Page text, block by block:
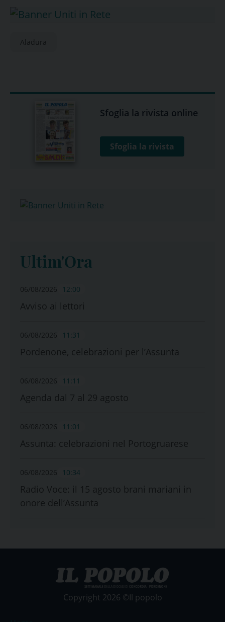
Aladura
Sfoglia la rivista online
Sfoglia la rivista
Ultim'Ora
06/08/2026 12:00
Avviso ai lettori
06/08/2026 11:31
Pordenone, celebrazioni per l’Assunta
06/08/2026 11:11
Agenda dal 7 al 29 agosto
06/08/2026 11:01
Assunta: celebrazioni nel Portogruarese
06/08/2026 10:34
Radio Voce: il 15 agosto brani mariani in
onore dell’Assunta
Copyright 2026 ©Il popolo